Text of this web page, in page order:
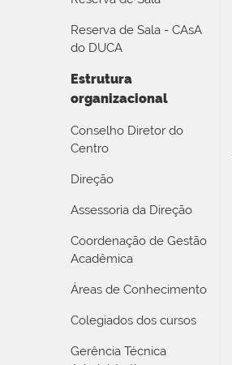
Reserva de Sala - CAsA
do DUCA
Estrutura
organizacional
Conselho Diretor do
Centro
Direção
Assessoria da Direção
Coordenação de Gestão
Acadêmica
Áreas de Conhecimento
Colegiados dos cursos
Gerência Técnica